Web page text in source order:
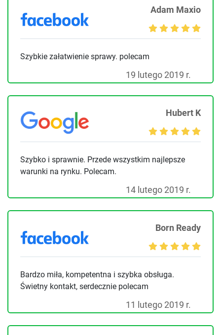
Adam Maxio
Szybkie załatwienie sprawy. polecam
19 lutego 2019 r.
Hubert K
Szybko i sprawnie. Przede wszystkim najlepsze
warunki na rynku. Polecam.
14 lutego 2019 r.
Born Ready
Bardzo miła, kompetentna i szybka obsługa.
Świetny kontakt, serdecznie polecam
11 lutego 2019 r.